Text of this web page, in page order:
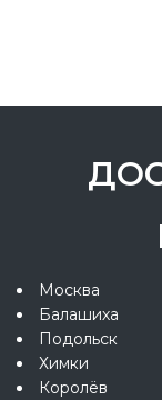
Москва
Балашиха
Подольск
Химки
Королёв